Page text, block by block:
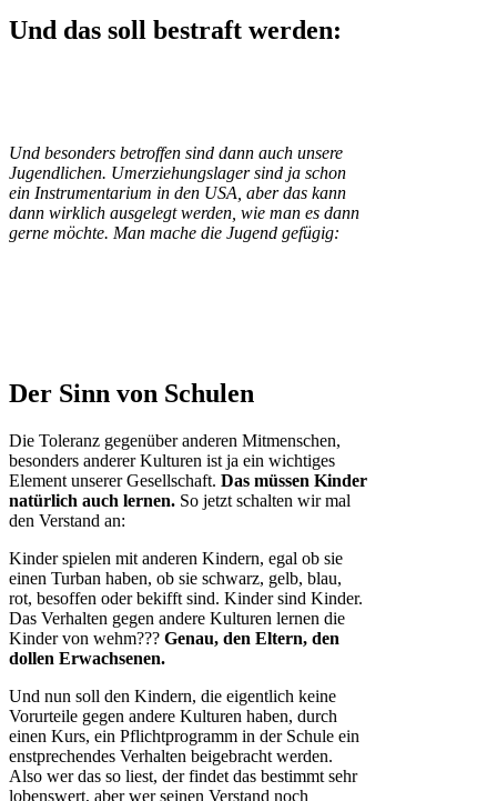
Und das soll bestraft werden:
Und besonders betroffen sind dann auch unsere
Jugendlichen. Umerziehungslager sind ja schon
ein Instrumentarium in den USA, aber das kann
dann wirklich ausgelegt werden, wie man es dann
gerne möchte. Man mache die Jugend gefügig:
Der Sinn von Schulen
Die Toleranz gegenüber anderen Mitmenschen,
besonders anderer Kulturen ist ja ein wichtiges
Element unserer Gesellschaft. Das müssen Kinder
natürlich auch lernen. So jetzt schalten wir mal
den Verstand an:
Kinder spielen mit anderen Kindern, egal ob sie
einen Turban haben, ob sie schwarz, gelb, blau,
rot, besoffen oder bekifft sind. Kinder sind Kinder.
Das Verhalten gegen andere Kulturen lernen die
Kinder von wehm??? Genau, den Eltern, den
dollen Erwachsenen.
Und nun soll den Kindern, die eigentlich keine
Vorurteile gegen andere Kulturen haben, durch
einen Kurs, ein Pflichtprogramm in der Schule ein
enstprechendes Verhalten beigebracht werden.
Also wer das so liest, der findet das bestimmt sehr
lobenswert, aber wer seinen Verstand noch